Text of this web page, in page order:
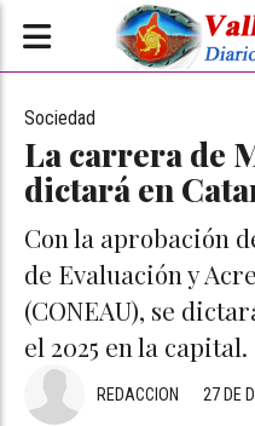
La carrera de
dictará en
Con la aprobación
de Evaluación y
(CONEAU), se
el 2025 en la capital.
Sociedad
27 DE
REDACCION